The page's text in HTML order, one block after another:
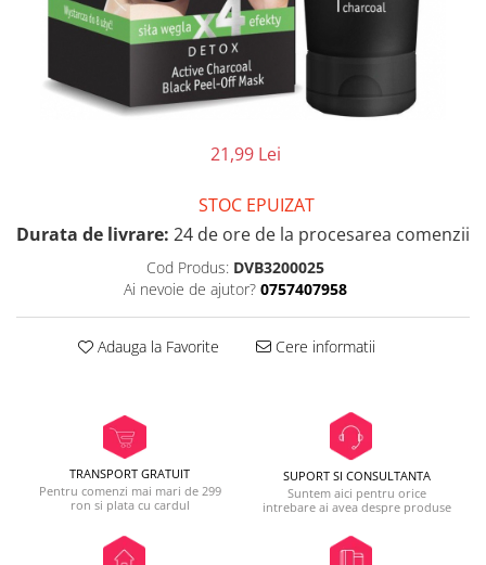
21,99 Lei
STOC EPUIZAT
Durata de livrare: 24 de ore de la procesarea comenzii
Cod Produs: DVB3200025
Ai nevoie de ajutor? 0757407958
Adauga la Favorite Cere informatii
TRANSPORT GRATUIT
Pentru comenzi mai mari de 299
ron si plata cu cardul
SUPORT SI CONSULTANTA
Suntem aici pentru orice
intrebare ai avea despre produse